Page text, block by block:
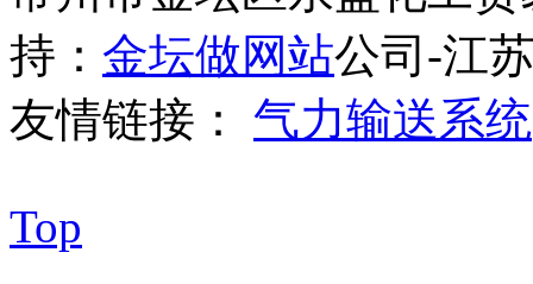
持： 金坛做网站公司-江
友情链接： 气力输送系统
Top